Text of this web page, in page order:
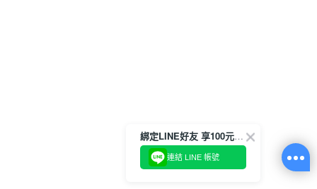
綁定LINE好友 享100元折價券
連結 LINE 帳號